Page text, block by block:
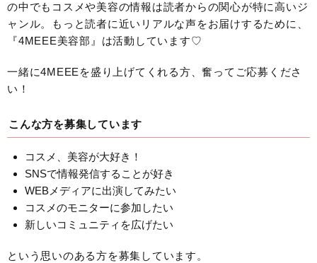
の中でもコスメや美容の情報は読者からの関心が特に高いジ
ャンル。もっと読者に近いリアルな声をお届けするために、
『4MEEE美容部』は活動しています♡
一緒に4MEEEを盛り上げてくれる方、奮ってご応募くださ
い！
こんな方を募集しています
コスメ、美容が大好き！
SNSで情報発信することが好き
WEBメディアに出演してみたい
コスメのモニターに参加したい
新しいコミュニティを広げたい
という思いのある方を募集しています。